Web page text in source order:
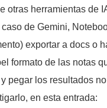
otras herramientas de
de Gemini,
exportar a docs o
formato de las notas
pegar los resultados
en esta entrada: